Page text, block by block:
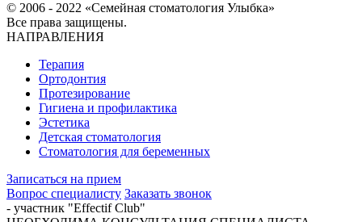
© 2006 - 2022 «Семейная стоматология Улыбка»
Все права защищены.
НАПРАВЛЕНИЯ
Терапия
Ортодонтия
Протезирование
Гигиена и профилактика
Эстетика
Детская стоматология
Стоматология для беременных
Записаться на прием
Вопрос специалисту Заказать звонок
- участник "Effectif Club"